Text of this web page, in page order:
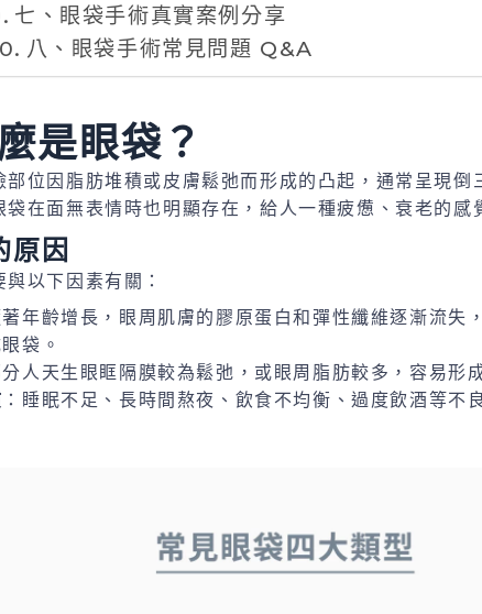
七、眼袋手術真實案例分享
八、眼袋手術常見問題 Q&A
是眼袋？
部位因脂肪堆積或皮膚鬆弛而形成的凸起，通常呈現倒
在面無表情時也明顯存在，給人一種疲憊、衰老的感
原因
以下因素有關：
著年齡增長，眼周肌膚的膠原蛋白和彈性纖維逐漸流失
袋。
分人天生眼眶隔膜較為鬆弛，或眼周脂肪較多，容易形
：睡眠不足、長時間熬夜、飲食不均衡、過度飲酒等不